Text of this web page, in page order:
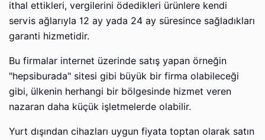
ithal ettikleri, vergilerini ödedikleri ürünlere kendi
servis ağlarıyla 12 ay yada 24 ay süresince sağladıkları
garanti hizmetidir.
Bu firmalar internet üzerinde satış yapan örneğin
"hepsiburada" sitesi gibi büyük bir firma olabileceği
gibi, ülkenin herhangi bir bölgesinde hizmet veren
nazaran daha küçük işletmelerde olabilir.
Yurt dışından cihazları uygun fiyata toptan olarak satın